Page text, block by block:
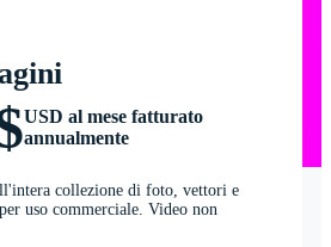
USD al mese fatturato
annualmente
collezione di foto, vettori e
uso commerciale. Video non